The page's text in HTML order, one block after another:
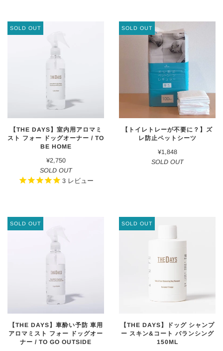
SOLD OUT
【THE DAYS】室内用アロマミ
スト フォー ドッグオーナー / TO
BE HOME
¥2,750
SOLD OUT
3レビュー
SOLD OUT
【トイレトレーが不要に？】ズ
レ防止ペットシーツ
¥1,848
SOLD OUT
SOLD OUT
【THE DAYS】車酔い予防 車用
アロマミスト フォー ドッグオー
ナー / TO GO OUTSIDE
SOLD OUT
【THE DAYS】ドッグ シャンプ
ー スキン&コート バランシング
150ML